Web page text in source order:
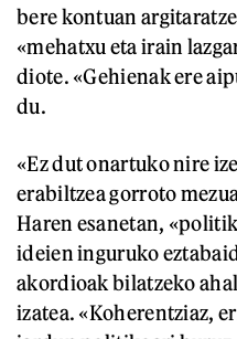
bere kontuan
«mehatxu eta irain
diote. «Gehienak ere
du.
«Ez dut onartuko nire
erabiltzea gorroto
Haren esanetan,
ideien inguruko
akordioak bilatzeko
izatea. «Koherentziaz,